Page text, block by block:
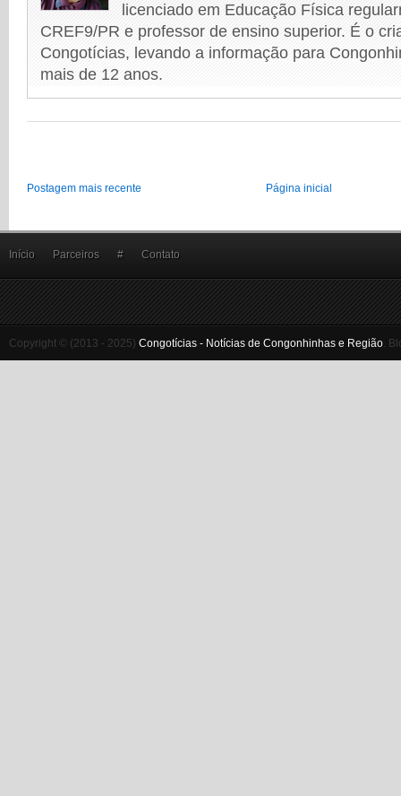
licenciado em Educação Física
CREF9/PR e professor de ensino superior. É o
Congotícias, levando a informação para
mais de 12 anos.
Postagem mais recente Página inicial
Início Parceiros # Contato
Copyright © (2013 - 2025) Congotícias - Notícias de Congonhinhas e Região.